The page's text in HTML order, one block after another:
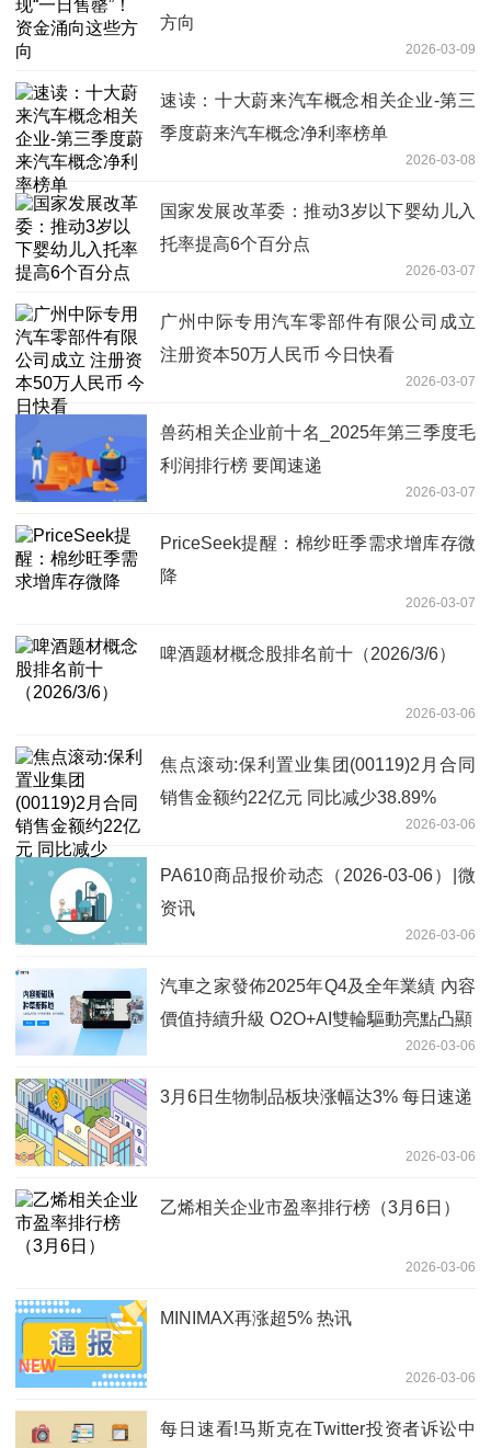
方向
2026-03-09
速读：十大蔚来汽车概念相关企业-第三
季度蔚来汽车概念净利率榜单
2026-03-08
国家发展改革委：推动3岁以下婴幼儿入
托率提高6个百分点
2026-03-07
广州中际专用汽车零部件有限公司成立
注册资本50万人民币 今日快看
2026-03-07
兽药相关企业前十名_2025年第三季度毛
利润排行榜 要闻速递
2026-03-07
PriceSeek提醒：棉纱旺季需求增库存微
降
2026-03-07
啤酒题材概念股排名前十（2026/3/6）
2026-03-06
焦点滚动:保利置业集团(00119)2月合同
销售金额约22亿元 同比减少38.89%
2026-03-06
PA610商品报价动态（2026-03-06）|微
资讯
2026-03-06
汽車之家發佈2025年Q4及全年業績 內容
價值持續升級 O2O+AI雙輪驅動亮點凸顯
2026-03-06
3月6日生物制品板块涨幅达3% 每日速递
2026-03-06
乙烯相关企业市盈率排行榜（3月6日）
2026-03-06
MINIMAX再涨超5% 热讯
2026-03-06
每日速看!马斯克在Twitter投资者诉讼中